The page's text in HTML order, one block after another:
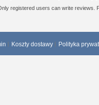
registered users can write reviews.
Koszty dostawy Polityka